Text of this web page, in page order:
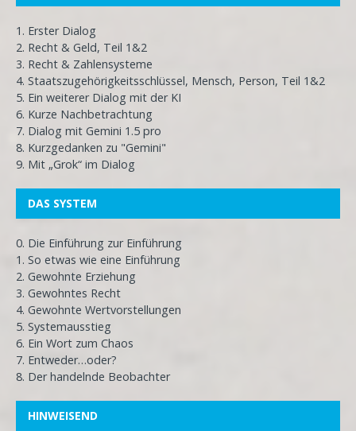
1. Erster Dialog
2. Recht & Geld, Teil 1&2
3. Recht & Zahlensysteme
4. Staatszugehörigkeitsschlüssel, Mensch, Person, Teil 1&2
5. Ein weiterer Dialog mit der KI
6. Kurze Nachbetrachtung
7. Dialog mit Gemini 1.5 pro
8. Kurzgedanken zu "Gemini"
9. Mit „Grok“ im Dialog
DAS SYSTEM
0. Die Einführung zur Einführung
1. So etwas wie eine Einführung
2. Gewohnte Erziehung
3. Gewohntes Recht
4. Gewohnte Wertvorstellungen
5. Systemausstieg
6. Ein Wort zum Chaos
7. Entweder…oder?
8. Der handelnde Beobachter
HINWEISEND